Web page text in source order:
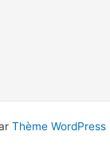
Thème WordPress